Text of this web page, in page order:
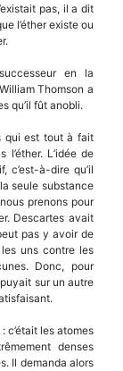
pas, il a dit
l’éther existe ou
en la
Thomson a
qu’il fût anobli.
qui est tout à fait
L’idée de
c’est-à-dire qu’il
la seule substance
prenons pour
Descartes avait
pas y avoir de
uns contre les
Donc, pour
sur un autre
c’était les atomes
denses
Il demanda alors